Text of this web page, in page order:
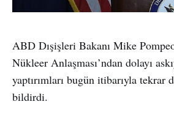
ABD Dışişleri Bakanı Mike
Nükleer Anlaşması’ndan dolayı
yaptırımları bugün itibarıyla tekrar
bildirdi.